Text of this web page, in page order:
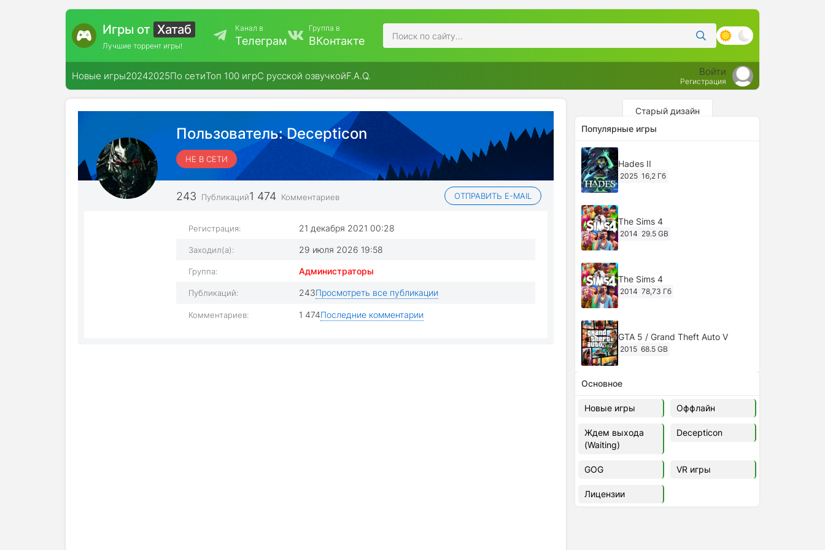
Игры от Хатаб
Лучшие торрент игры!
Канал в
Телеграм
Группа в
ВКонтакте
Новые игры20242025По сетиТоп 100 игрС русской озвучкойF.A.Q. Войти
Регистрация
Пользователь:Decepticon
НЕ В СЕТИ
243 Публикаций1 474 Комментариев ОТПРАВИТЬ E-MAIL
Регистрация: 21 декабря 2021 00:28
Заходил(а): 29 июля 2026 19:58
Группа: Администраторы
Публикаций: 243Просмотреть все публикации
Комментариев: 1 474Последние комментарии
Старый дизайн
Популярные игры
Hades II
2025 16,2 Гб
The Sims 4
2014 29.5 GB
The Sims 4
2014 78,73 Гб
GTA 5 / Grand Theft Auto V
2015 68.5 GB
Ghost of Tsushima: Director's Cut
v.1053.8.1023.1614 [RePack
Decepticon] (2024)
2024
Cyberpunk 2077
49.4 GB
Ghost of Tsushima: Director's Cut
Основное
Новые игры Оффлайн
Ждем выхода
(Waiting)
Decepticon
GOG VR игры
Лицензии